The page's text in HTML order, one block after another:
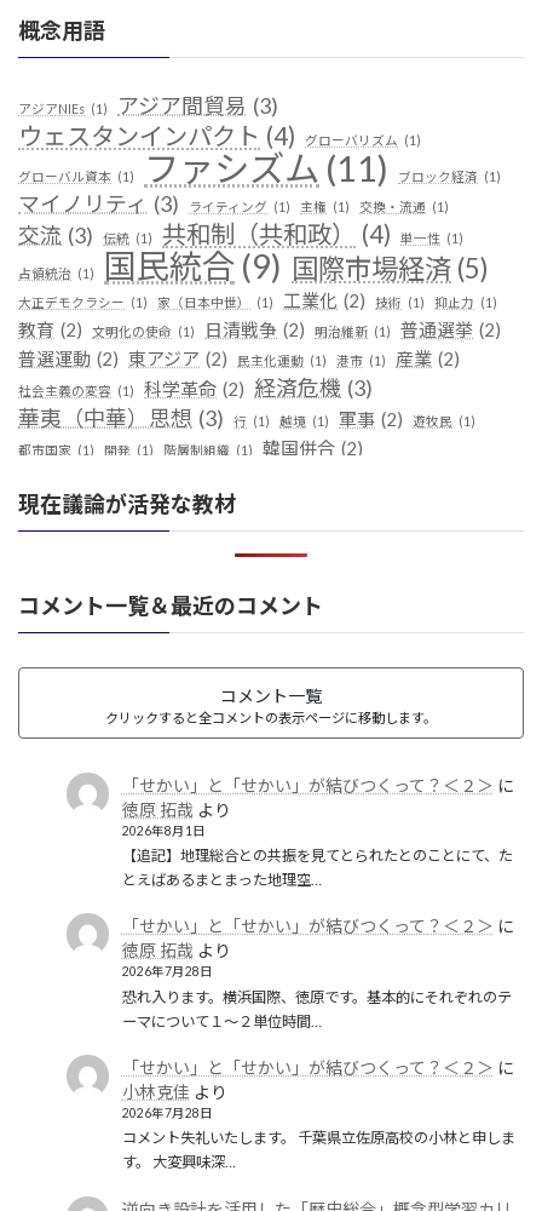
概念用語
アジアNIEs (1) アジア間貿易 (3)
ウェスタンインパクト (4) グローバリズム (1)
グローバル資本 (1) ファシズム (11) ブロック経済 (1)
マイノリティ (3) ライティング (1) 主権 (1) 交換・流通 (1)
交流 (3) 伝統 (1) 共和制（共和政） (4) 単一性 (1)
占領統治 (1) 国民統合 (9) 国際市場経済 (5)
大正デモクラシー (1) 家（日本中世） (1) 工業化 (2) 技術 (1) 抑止力 (1)
教育 (2) 文明化の使命 (1) 日清戦争 (2) 明治維新 (1) 普通選挙 (2)
普選運動 (2) 東アジア (2) 民主化運動 (1) 港市 (1) 産業 (2)
社会主義の変容 (1) 科学革命 (2) 経済危機 (3)
華夷（中華）思想 (3) 行 (1) 越境 (1) 軍事 (2) 遊牧民 (1)
都市国家 (1) 開発 (1) 階層制組織 (1) 韓国併合 (2)
現在議論が活発な教材
コメント一覧＆最近のコメント
コメント一覧
クリックすると全コメントの表示ページに移動します。
「せかい」と「せかい」が結びつくって？＜２＞ に
徳原 拓哉 より
2026年8月1日
【追記】地理総合との共振を見てとられたとのことにて、た
とえばあるまとまった地理空…
「せかい」と「せかい」が結びつくって？＜２＞ に
徳原 拓哉 より
2026年7月28日
恐れ入ります。横浜国際、徳原です。基本的にそれぞれのテ
ーマについて１〜２単位時間…
「せかい」と「せかい」が結びつくって？＜２＞ に
小林克佳 より
2026年7月28日
コメント失礼いたします。 千葉県立佐原高校の小林と申しま
す。 大変興味深…